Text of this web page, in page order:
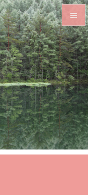


メニュ

サイド

前へ

次へ

検索